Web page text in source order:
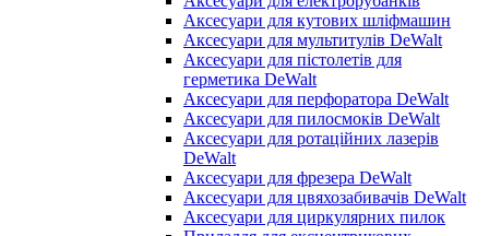
Аксесуари для кутових шліфмашин
Аксесуари для мультитулів DeWalt
Аксесуари для пістолетів для
герметика DeWalt
Аксесуари для перфоратора DeWalt
Аксесуари для пилосмоків DeWalt
Аксесуари для ротаційних лазерів
DeWalt
Аксесуари для фрезера DeWalt
Аксесуари для цвяхозабивачів DeWalt
Аксесуари для циркулярних пилок